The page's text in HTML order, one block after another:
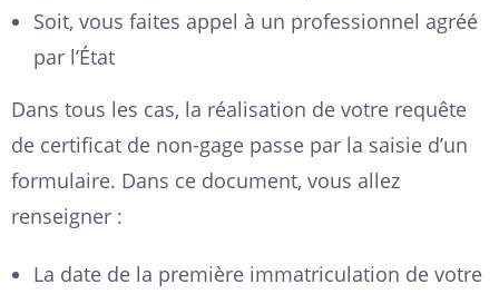
Soit, vous faites appel à un professionnel agréé
par l’État
Dans tous les cas, la réalisation de votre requête
de certificat de non-gage passe par la saisie d’un
formulaire. Dans ce document, vous allez
renseigner :
La date de la première immatriculation de votre